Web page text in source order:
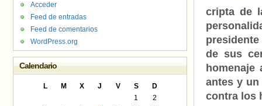
cripta de
de sus
antes y
contra los
Acceder
Feed de entradas
Feed de comentarios
WordPress.org
Calendario
L M X J V S
D
1
2